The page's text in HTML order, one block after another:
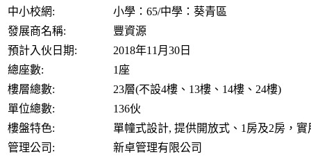
中小校網:
小學：65/中學：葵青區
發展商名稱:
豐資源
預計入伙日期:
2018年11月30日
總座數:
1座
樓層總數:
23層(不設4樓、13樓、14樓、24樓)
單位總數:
136伙
樓盤特色:
單幢式設計, 提供開放式、1房及2房，
管理公司:
新卓管理有限公司